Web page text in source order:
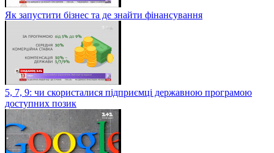
Як запустити бізнес та де знайти фінансування
5, 7, 9: чи скористалися підприємці державною програмою
доступних позик